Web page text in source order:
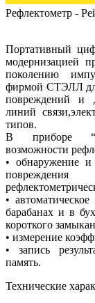
Рефлектометр -
Портативный
модернизацией
поколению
фирмой СТЭЛЛ
повреждений и
линий
типов.
В приборе
возможности
• обнаружение и
•
барабанах и в
короткого
• измерение
• запись
память.
Технические